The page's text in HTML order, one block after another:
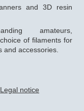
and 3D resin
amateurs,
of filaments for
and accessories.
Legal notice